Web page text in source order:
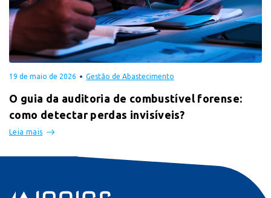
19 de maio de 2026 Gestão de Abastecimento
O guia da auditoria de combustível forense:
como detectar perdas invisíveis?
Leia mais